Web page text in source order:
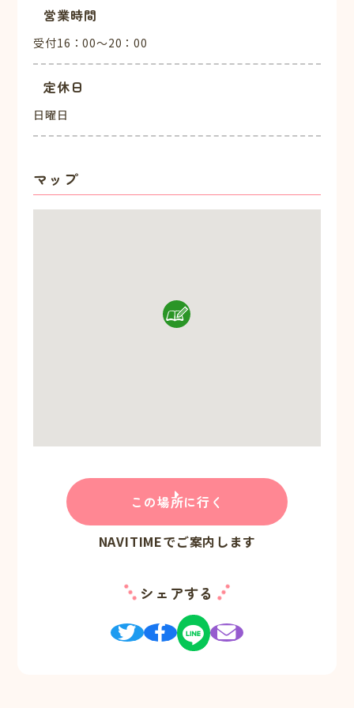
営業時間
受付16：00～20：00
定休日
日曜日
マップ
この場所に行く
NAVITIMEでご案内します
シェアする